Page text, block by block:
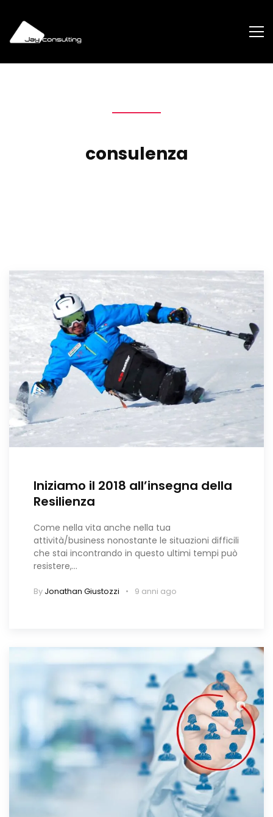
consulenza
Iniziamo il 2018 all’insegna della
Resilienza
Come nella vita anche nella tua
attività/business nonostante le situazioni difficili
che stai incontrando in questo ultimi tempi può
resistere,…
By Jonathan Giustozzi 9 anni ago